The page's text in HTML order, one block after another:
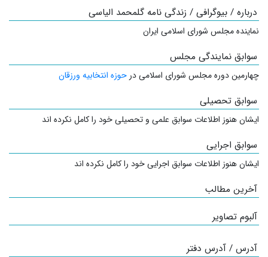
درباره / بیوگرافی / زندگی نامه گلمحمد الیاسی
نماینده مجلس شورای اسلامی ایران
سوابق نمایندگی مجلس
چهارمین دوره مجلس شورای اسلامی در حوزه انتخابیه ورزقان
سوابق تحصیلی
ایشان هنوز اطلاعات سوابق علمی و تحصیلی خود را کامل نکرده اند
سوابق اجرایی
ایشان هنوز اطلاعات سوابق اجرایی خود را کامل نکرده اند
آخرین مطالب
آلبوم تصاویر
آدرس / آدرس دفتر